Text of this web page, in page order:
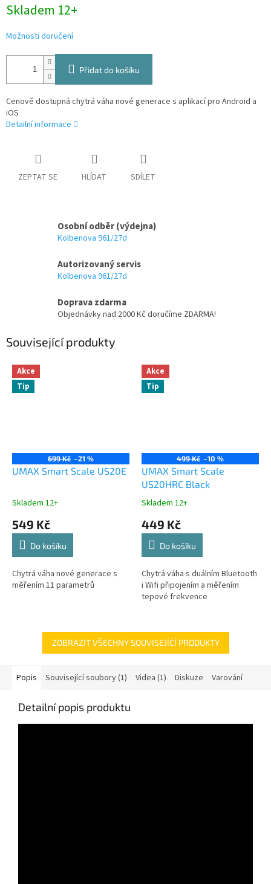
cena:
Skladem 12+
Možnosti doručení
Přidat do košíku
Cenově dostupná chytrá váha nové generace s aplikací pro Android a
iOS
Detailní informace
ZEPTAT SE HLÍDAT SDÍLET
Osobní odběr (výdejna)
Kolbenova 961/27d
Autorizovaný servis
Kolbenova 961/27d
Doprava zdarma
Objednávky nad 2000 Kč doručíme ZDARMA!
Související produkty
Akce
Tip
699 Kč –21 %
UMAX Smart Scale US20E
Skladem 12+
549 Kč
Do košíku
Chytrá váha nové generace s
měřením 11 parametrů
Akce
Tip
499 Kč –10 %
UMAX Smart Scale
US20HRC Black
Skladem 12+
449 Kč
Do košíku
Chytrá váha s duálním Bluetooth
i Wifi připojením a měřením
tepové frekvence
ZOBRAZIT VŠECHNY SOUVISEJÍCÍ PRODUKTY
Popis Související soubory (1) Videa (1) Diskuze Varování
Detailní popis produktu